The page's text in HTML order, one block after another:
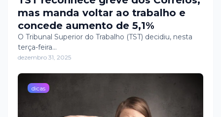
mas manda voltar ao trabalho e
concede aumento de 5,1%
O Tribunal Superior do Trabalho (TST) decidiu, nesta
terça-feira…
dezembro 31, 2025
dicas